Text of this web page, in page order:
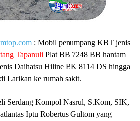
: Mobil penumpang KBT jenis
Tapanuli Plat BB 7248 BB hantam
Daihatsu Hiline BK 8114 DS hingga
Larikan ke rumah sakit.
Serdang Kompol Nasrul, S.Kom, SIK,
Iptu Robertus Gultom yang